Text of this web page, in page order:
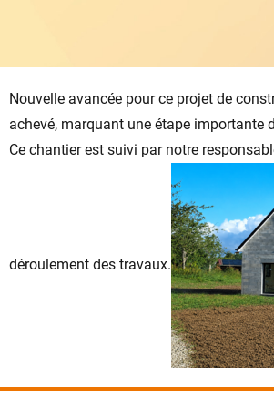
Nouvelle avancée pour ce projet de
achevé, marquant une étape importante
Ce chantier est suivi par notre
déroulement des travaux.